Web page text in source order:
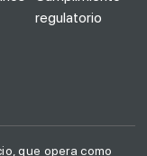
regulatorio
que opera como